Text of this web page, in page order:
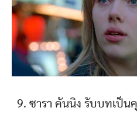
9. ซารา คันนิง รับบทเป็น